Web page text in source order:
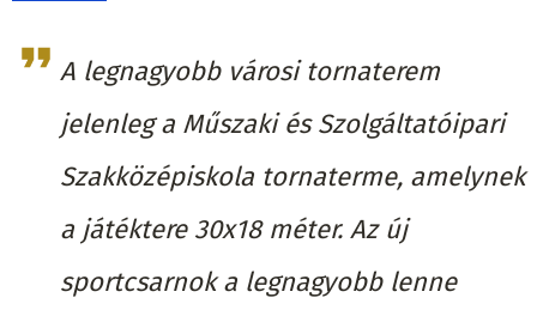
A legnagyobb városi tornaterem
jelenleg a Műszaki és Szolgáltatóipari
Szakközépiskola tornaterme, amelynek
a játéktere 30x18 méter. Az új
sportcsarnok a legnagyobb lenne